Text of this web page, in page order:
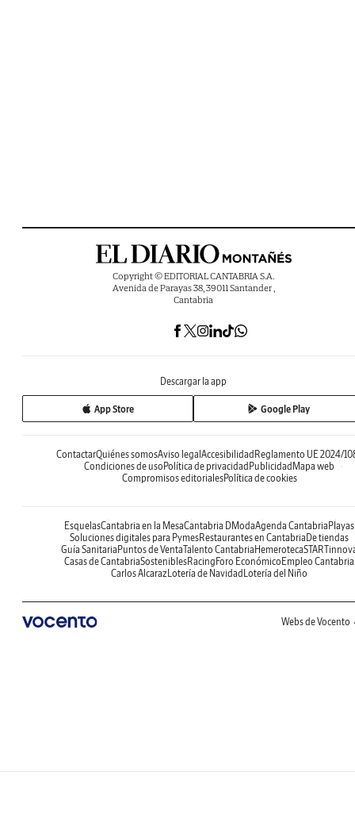
Copyright © EDITORIAL CANTABRIA S.A.
Avenida de Parayas 38, 39011 Santander ,
Cantabria
Descargar la app
App Store Google Play
ContactarQuiénes somosAviso legal Accesibilidad Reglamento UE 2024/
Condiciones de uso Política de privacidad Publicidad Mapa web
Compromisos editorialesPolítica de cookies
EsquelasCantabria en la MesaCantabria DModaAgenda Cantabria Playas
Soluciones digitales para PymesRestaurantes en Cantabria De tiendas
Guía Sanitaria Puntos de VentaTalento Cantabria Hemeroteca
Casas de CantabriaSosteniblesRacing Foro Económico Empleo Cantabria
Carlos AlcarazLotería de Navidad Lotería del Niño
Webs de Vocento